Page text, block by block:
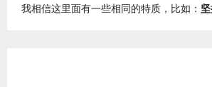
我相信这里面有一些相同的特质，比如：